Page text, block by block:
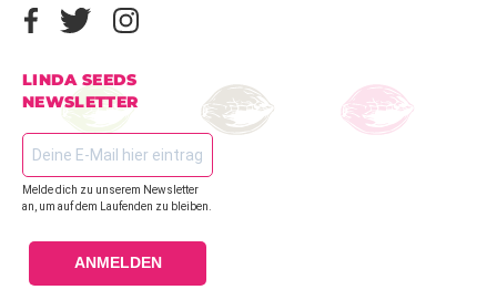
LINDA SEEDS
NEWSLETTER
Melde dich zu unserem Newsletter
an, um auf dem Laufenden zu bleiben.
ANMELDEN